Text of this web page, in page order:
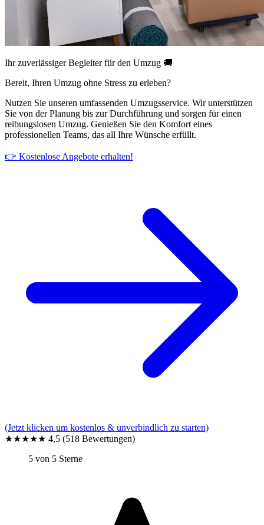
Ihr zuverlässiger Begleiter für den Umzug 🚚
Bereit, Ihren Umzug ohne Stress zu erleben?
Nutzen Sie unseren umfassenden Umzugsservice. Wir unterstützen
Sie von der Planung bis zur Durchführung und sorgen für einen
reibungslosen Umzug. Genießen Sie den Komfort eines
professionellen Teams, das all Ihre Wünsche erfüllt.
👉 Kostenlose Angebote erhalten!
(Jetzt klicken um kostenlos & unverbindlich zu starten)
★★★★★ 4,5 (518 Bewertungen)
5 von 5 Sterne